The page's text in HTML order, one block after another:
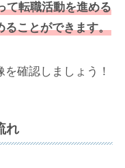
て転職活動を進める
ることができます。
確認しましょう！
れ